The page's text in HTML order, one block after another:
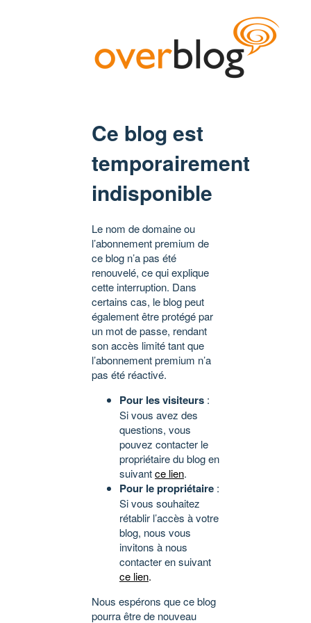
Ce blog est
temporairement
indisponible
Le nom de domaine ou
l’abonnement premium de
ce blog n’a pas été
renouvelé, ce qui explique
cette interruption. Dans
certains cas, le blog peut
également être protégé par
un mot de passe, rendant
son accès limité tant que
l’abonnement premium n’a
pas été réactivé.
Pour les visiteurs :
Si vous avez des
questions, vous
pouvez contacter le
propriétaire du blog en
suivantce lien.
Pour le propriétaire :
Si vous souhaitez
rétablir l’accès à votre
blog, nous vous
invitons à nous
contacter en suivant
ce lien.
Nous espérons que ce blog
pourra être de nouveau